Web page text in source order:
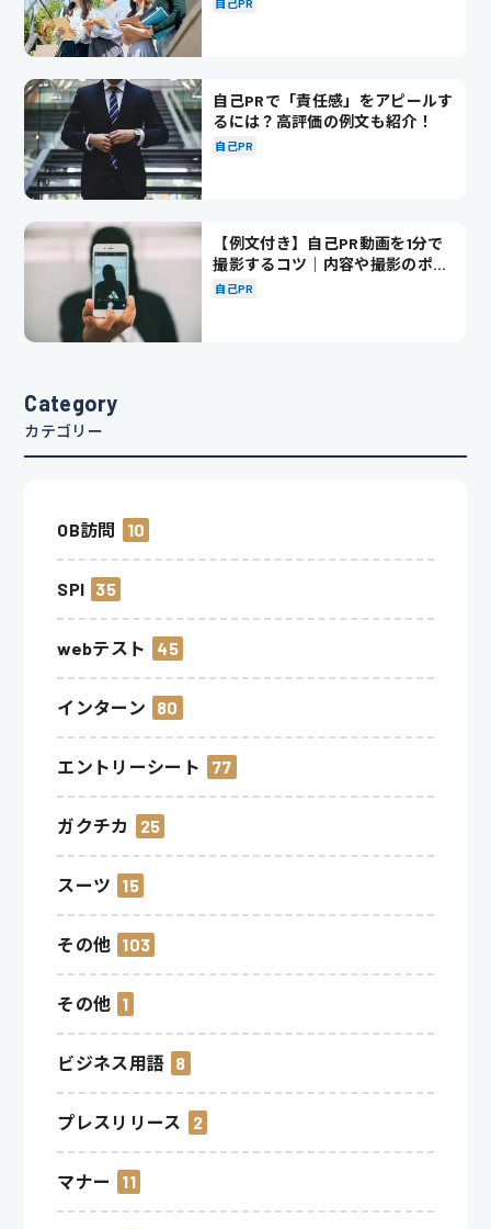
自己PR
自己PRで「責任感」をアピールす
るには？高評価の例文も紹介！
自己PR
【例文付き】自己PR動画を1分で
撮影するコツ｜内容や撮影のポイ
ントも解説
自己PR
Category
カテゴリー
OB訪問 10
SPI 35
webテスト 45
インターン 80
エントリーシート 77
ガクチカ 25
スーツ 15
その他 103
その他 1
ビジネス用語 8
プレスリリース 2
マナー 11